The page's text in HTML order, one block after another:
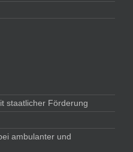
staatlicher Förderung
ambulanter und